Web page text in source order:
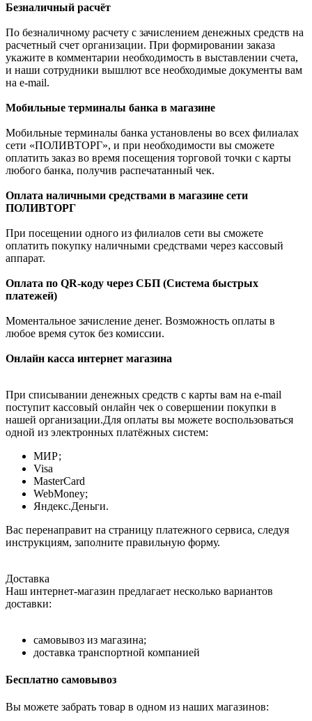
Безналичный расчёт
По безналичному расчету с зачислением денежных средств на
расчетный счет организации. При формировании заказа
укажите в комментарии необходимость в выставлении счета,
и наши сотрудники вышлют все необходимые документы вам
на e-mail.
Мобильные терминалы банка в магазине
Мобильные терминалы банка установлены во всех филиалах
сети «ПОЛИВТОРГ», и при необходимости вы сможете
оплатить заказ во время посещения торговой точки с карты
любого банка, получив распечатанный чек.
Оплата наличными средствами в магазине сети
ПОЛИВТОРГ
При посещении одного из филиалов сети вы сможете
оплатить покупку наличными средствами через кассовый
аппарат.
Оплата по QR-коду через СБП (Система быстрых
платежей)
Моментальное зачисление денег. Возможность оплаты в
любое время суток без комиссии.
Онлайн касса интернет магазина
При списывании денежных средств с карты вам на e-mail
поступит кассовый онлайн чек о совершении покупки в
нашей организации.Для оплаты вы можете воспользоваться
одной из электронных платёжных систем:
МИР;
Visa
MasterCard
WebMoney;
Яндекс.Деньги.
Вас перенаправит на страницу платежного сервиса, следуя
инструкциям, заполните правильную форму.
Доставка
Наш интернет-магазин предлагает несколько вариантов
доставки:
самовывоз из магазина;
доставка транспортной компанией
Бесплатно самовывоз
Вы можете забрать товар в одном из наших магазинов: